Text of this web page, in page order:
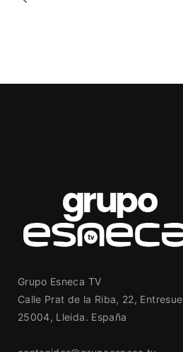
Grupo Esneca TV
Calle Prat de la Riba, 22,
25004, Lleida. España